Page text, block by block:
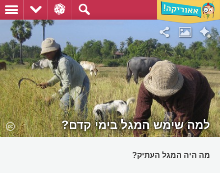
למה שימש המגל בימי קדם?
מה היה המגל העתיק?